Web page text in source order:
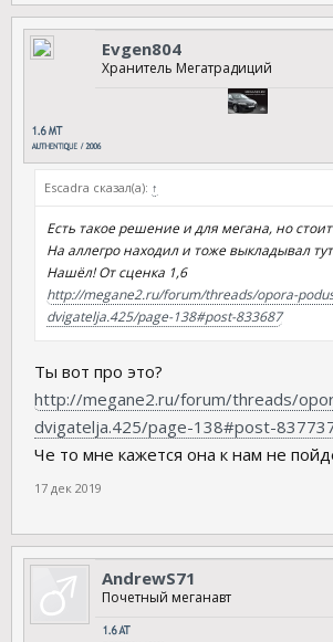
Evgen804
Хранитель Мегатрадиций
Escadra сказал(а): ↑
Есть такое решение и для мегана, но
На аллегро находил и тоже выкладывал
Нашёл! От сценка 1,6
http://megane2.ru/forum/threads/opora-
dvigatelja.425/page-138#post-833687
Ты вот про это?
http://megane2.ru/forum/threads/
dvigatelja.425/page-138#post-
Че то мне кажется она к нам не
17 дек 2019
AndrewS71
Почетный меганавт